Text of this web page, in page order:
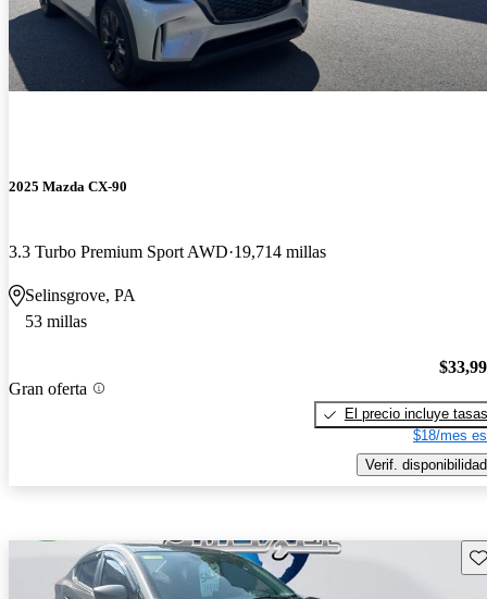
2025 Mazda CX-90
3.3 Turbo Premium Sport AWD 19,714 millas
Selinsgrove, PA
53 millas
Gran oferta
El precio incluye tasas
$18/mes
Verif. disponibilidad